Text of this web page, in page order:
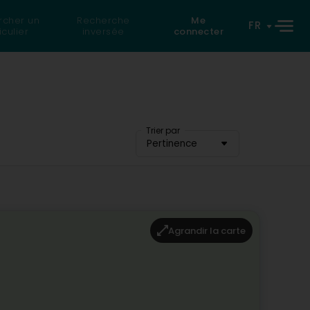
un
Recherche
inversée
Me
connecter
FR
Trier par
Pertinence
Agrandir la carte